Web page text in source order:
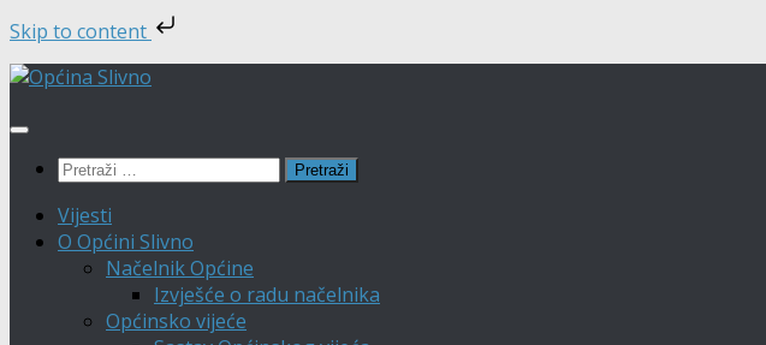
Skip to content
Skip
content
Pretraži:
Vijesti
O Općini Slivno
Načelnik Općine
Izvješće o radu načelnika
Općinsko vijeće